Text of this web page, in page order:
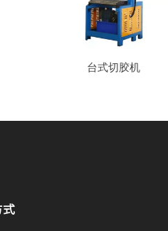
台式切胶机
式